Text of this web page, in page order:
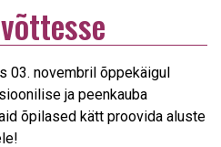
03. novembril õppekäigul
ja peenkauba
õpilased kätt proovida aluste